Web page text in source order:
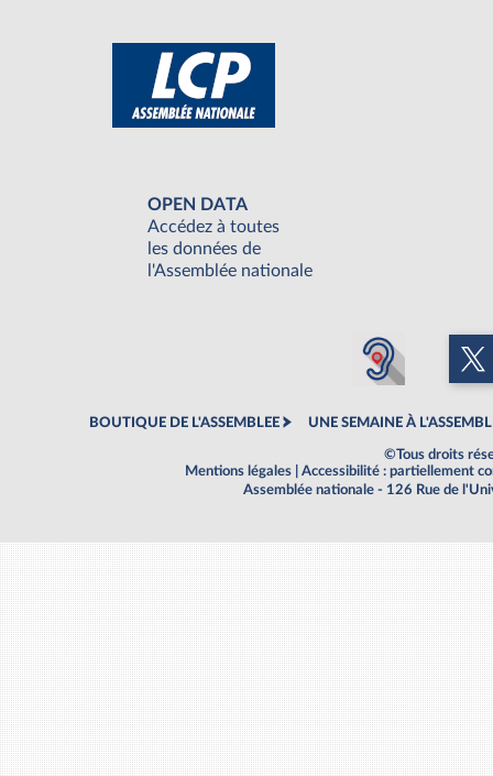
OPEN DATA
Accédez à toutes
les données de
l'Assemblée nationale
BOUTIQUE DE L'ASSEMBLEE UNE SEMAINE À
©Tous droits
Mentions légales
Accessibilité : partiellement
Assemblée nationale - 126 Rue de